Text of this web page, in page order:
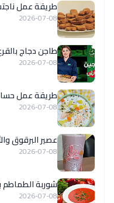
طريقة عمل
2026-07-08
طاجن دجاج
2026-07-08
طريقة عمل
2026-07-08
عصير البرقوق
2026-07-08
شوربة الطماطم
2026-07-08